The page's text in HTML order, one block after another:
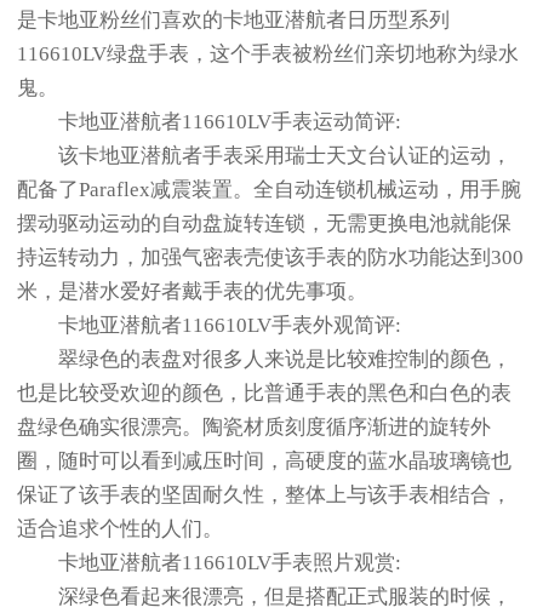
是卡地亚粉丝们喜欢的卡地亚潜航者日历型系列
116610LV绿盘手表，这个手表被粉丝们亲切地称为绿水
鬼。
卡地亚潜航者116610LV手表运动简评:
该卡地亚潜航者手表采用瑞士天文台认证的运动，
配备了Paraflex减震装置。全自动连锁机械运动，用手腕
摆动驱动运动的自动盘旋转连锁，无需更换电池就能保
持运转动力，加强气密表壳使该手表的防水功能达到300
米，是潜水爱好者戴手表的优先事项。
卡地亚潜航者116610LV手表外观简评:
翠绿色的表盘对很多人来说是比较难控制的颜色，
也是比较受欢迎的颜色，比普通手表的黑色和白色的表
盘绿色确实很漂亮。陶瓷材质刻度循序渐进的旋转外
圈，随时可以看到减压时间，高硬度的蓝水晶玻璃镜也
保证了该手表的坚固耐久性，整体上与该手表相结合，
适合追求个性的人们。
卡地亚潜航者116610LV手表照片观赏:
深绿色看起来很漂亮，但是搭配正式服装的时候，